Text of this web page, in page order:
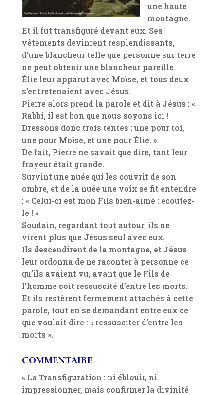
une haute
montagne.
Et il fut transfiguré devant eux. Ses
vêtements devinrent resplendissants,
d’une blancheur telle que personne sur terre
ne peut obtenir une blancheur pareille.
Élie leur apparut avec Moïse, et tous deux
s’entretenaient avec Jésus.
Pierre alors prend la parole et dit à Jésus : «
Rabbi, il est bon que nous soyons ici !
Dressons donc trois tentes : une pour toi,
une pour Moïse, et une pour Élie. »
De fait, Pierre ne savait que dire, tant leur
frayeur était grande.
Survint une nuée qui les couvrit de son
ombre, et de la nuée une voix se fit entendre
: « Celui-ci est mon Fils bien-aimé : écoutez-
le ! »
Soudain, regardant tout autour, ils ne
virent plus que Jésus seul avec eux.
Ils descendirent de la montagne, et Jésus
leur ordonna de ne raconter à personne ce
qu’ils avaient vu, avant que le Fils de
l’homme soit ressuscité d’entre les morts.
Et ils restèrent fermement attachés à cette
parole, tout en se demandant entre eux ce
que voulait dire : « ressusciter d’entre les
morts ».
COMMENTAIRE
« La Transfiguration : ni éblouir, ni
impressionner, mais confirmer la divinité